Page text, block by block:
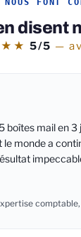
FONT
disent
5/5 —
boîtes mail en 3
le monde a
comptable,